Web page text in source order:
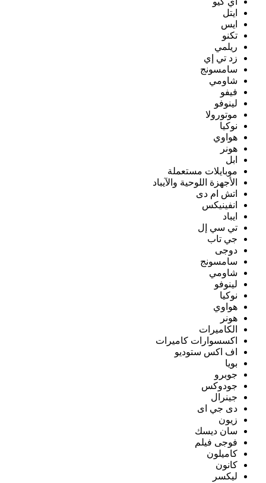
ايتل
ايس
تكنو
ريلمي
زد تي إي
سامسونج
شاومي
فيفو
لينوفو
موتورولا
نوكيا
هواوي
هونر
ابل
موبايلات مستعملة
الأجهزة اللوحية والآيباد
اتش ام دى
انفينيكس
ايباد
تي سي إل
جي تاب
دوجى
سامسونج
شاومي
لينوفو
نوكيا
هواوي
هونر
الكاميرات
اكسسوارات كاميرات
اف اكس ستوديو
بويا
جوبرو
جودوكس
جينرال
دى جي اى
زيون
سان ديسك
فوجى فيلم
كاميلون
كانون
ليكسر